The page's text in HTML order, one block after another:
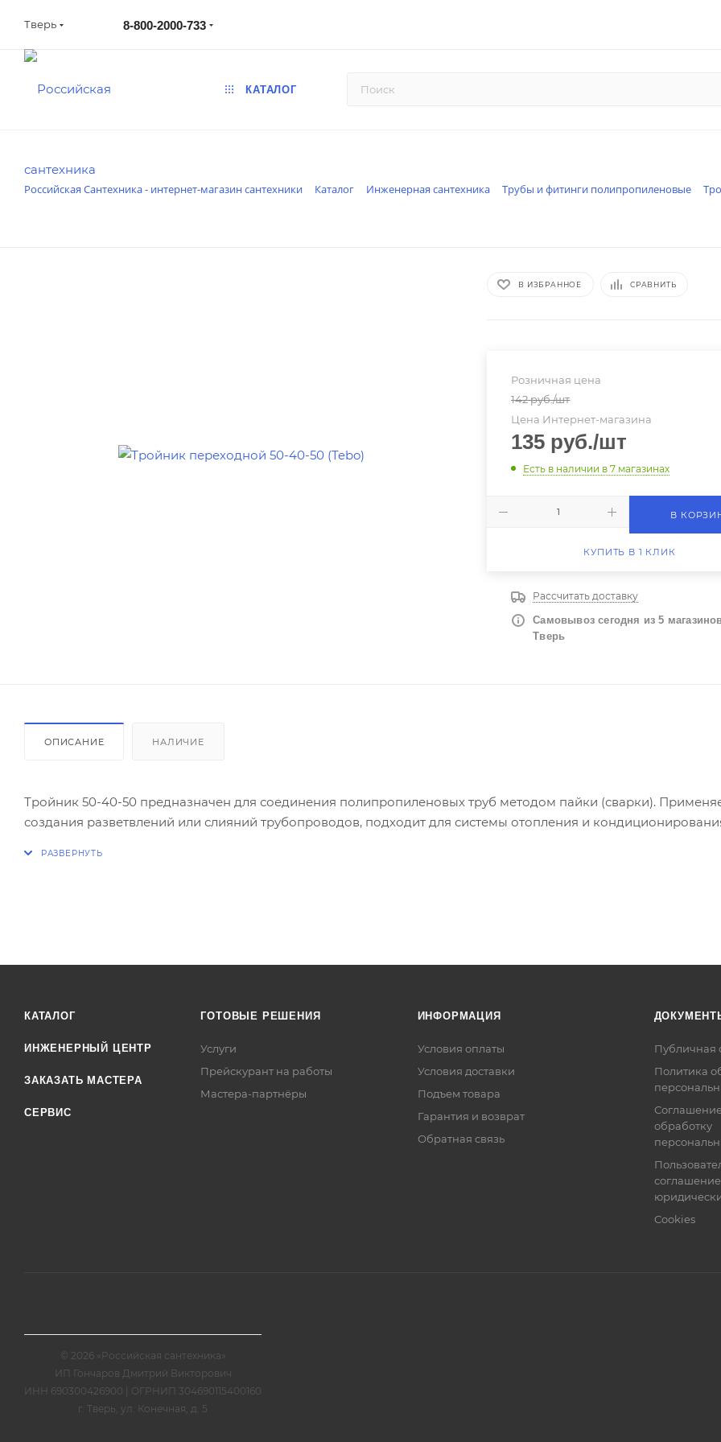
Тверь 8-800-2000-733
КАТАЛОГ
Российская Сантехника - интернет-магазин сантехники Каталог Инженерная сантехника Трубы и фитинги полипропиленовые
В ИЗБРАННОЕ СРАВНИТЬ
Розничная цена
142руб./шт
Цена Интернет-магазина
135 руб./шт
Есть в наличии в 7 магазинах
В
КУПИТЬ В 1 КЛИК
Рассчитать доставку
Самовывоз сегодня из 5
Тверь
ОПИСАНИЕ НАЛИЧИЕ
Тройник 50-40-50 предназначен для соединения полипропиленовых труб методом пайки (сварки).
создания разветвлений или слияний трубопроводов, подходит для системы отопления и
КАТАЛОГ
ИНЖЕНЕРНЫЙ ЦЕНТР
ЗАКАЗАТЬ МАСТЕРА
СЕРВИС
ГОТОВЫЕ РЕШЕНИЯ
Услуги
Прейскурант на работы
Мастера-партнёры
ИНФОРМАЦИЯ
Условия оплаты
Условия доставки
Подъем товара
Гарантия и возврат
Обратная связь
Публичная
Политика
обработку
Cookies
© 2026 «Российская сантехника»
ИП Гончаров Дмитрий Викторович
ИНН 690300426900 | ОГРНИП 304690115400160
г. Тверь, ул. Конечная, д. 5